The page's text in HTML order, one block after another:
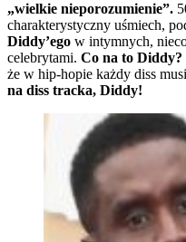
„wielkie nieporozumienie”.
charakterystyczny uśmiech,
Diddy’ego w intymnych,
celebrytami. Co na to Diddy?
że w hip-hopie każdy diss
na diss tracka, Diddy!